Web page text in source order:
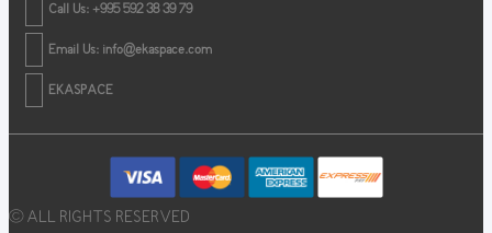
Call Us: +995 592 38 39 79
Email Us: info@ekaspace.com
EKASPACE
© ALL RIGHTS RESERVED